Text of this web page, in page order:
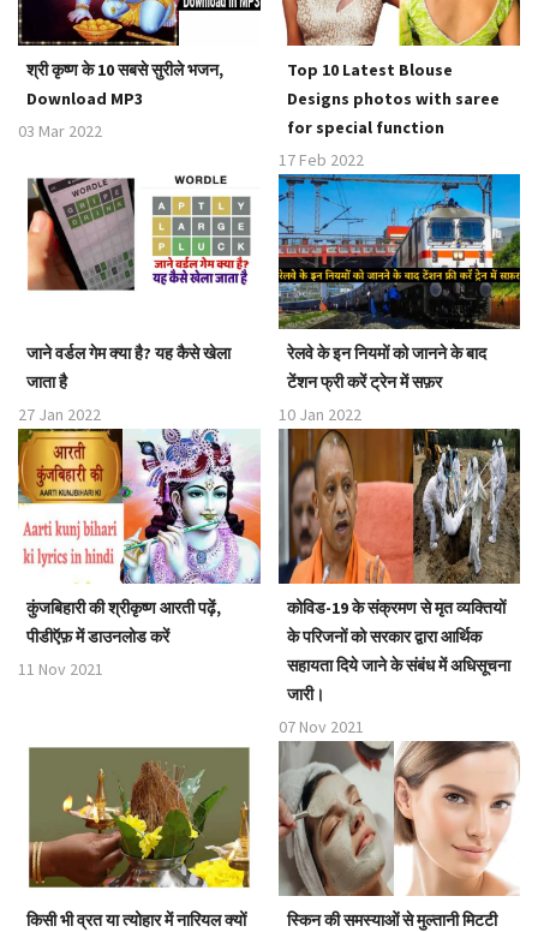
श्री कृष्ण के 10 सबसे सुरीले भजन,
Download MP3
03 Mar 2022
Top 10 Latest Blouse
Designs photos with saree
for special function
17 Feb 2022
जाने वर्डल गेम क्या है? यह कैसे खेला
जाता है
27 Jan 2022
रेलवे के इन नियमों को जानने के बाद
टेंशन फ्री करें ट्रेन में सफ़र
10 Jan 2022
कुंजबिहारी की श्रीकृष्ण आरती पढ़ें,
पीडीऍफ़ में डाउनलोड करें
11 Nov 2021
कोविड-19 के संक्रमण से मृत व्यक्तियों
के परिजनों को सरकार द्वारा आर्थिक
सहायता दिये जाने के संबंध में अधिसूचना
जारी।
07 Nov 2021
किसी भी व्रत या त्योहार में नारियल क्यों
स्किन की समस्याओं से मुल्तानी मिटटी